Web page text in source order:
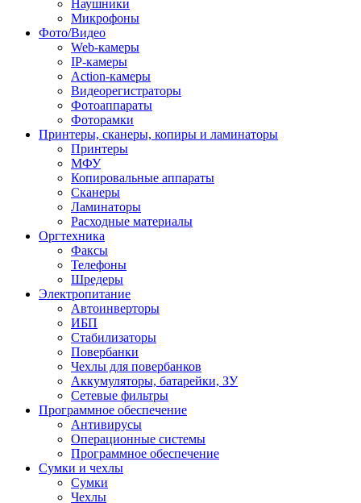
Наушники
Микрофоны
Фото/Видео
Web-камеры
IP-камеры
Action-камеры
Видеорегистраторы
Фотоаппараты
Фоторамки
Принтеры, сканеры, копиры и ламинаторы
Принтеры
МФУ
Копировальные аппараты
Сканеры
Ламинаторы
Расходные материалы
Оргтехника
Факсы
Телефоны
Шредеры
Электропитание
Автоинверторы
ИБП
Стабилизаторы
Повербанки
Чехлы для повербанков
Аккумуляторы, батарейки, ЗУ
Сетевые фильтры
Программное обеспечение
Антивирусы
Операционные системы
Программное обеспечение
Сумки и чехлы
Сумки
Чехлы